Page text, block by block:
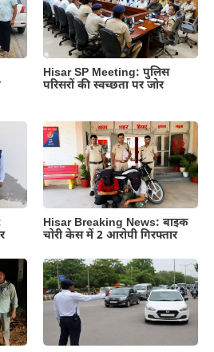
Hisar SP Meeting: पुलिस
परिसरों की स्वच्छता पर जोर
Hisar Breaking News: बाइक
चोरी केस में 2 आरोपी गिरफ्तार